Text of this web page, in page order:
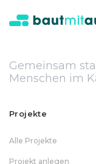
Gemeinsam
Menschen im
Projekte
Alle Projekte
Projekt anlegen